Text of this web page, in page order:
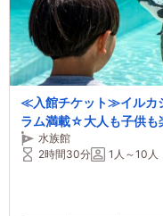
≪入館チケット≫イルカ
ラム満載☆大人も子供も
掛け）【ファミリー・女
水族館
2時間30分
1人～10人